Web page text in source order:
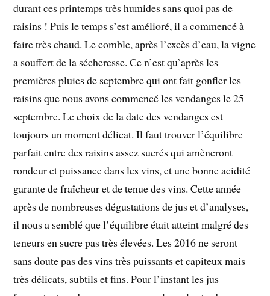
durant ces printemps très humides sans quoi pas de
raisins ! Puis le temps s’est amélioré, il a commencé à
faire très chaud. Le comble, après l’excès d’eau, la vigne
a souffert de la sécheresse. Ce n’est qu’après les
premières pluies de septembre qui ont fait gonfler les
raisins que nous avons commencé les vendanges le 25
septembre. Le choix de la date des vendanges est
toujours un moment délicat. Il faut trouver l’équilibre
parfait entre des raisins assez sucrés qui amèneront
rondeur et puissance dans les vins, et une bonne acidité
garante de fraîcheur et de tenue des vins. Cette année
après de nombreuses dégustations de jus et d’analyses,
il nous a semblé que l’équilibre était atteint malgré des
teneurs en sucre pas très élevées. Les 2016 ne seront
sans doute pas des vins très puissants et capiteux mais
très délicats, subtils et fins. Pour l’instant les jus